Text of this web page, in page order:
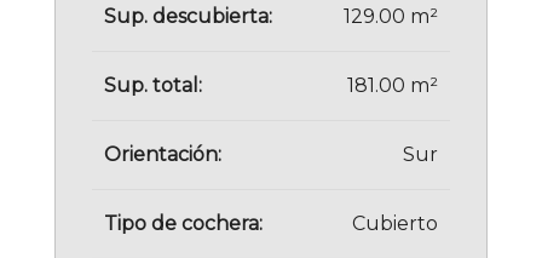
Sup. descubierta: 129.00 m²
Sup. total: 181.00 m²
Orientación: Sur
Tipo de cochera: Cubierto